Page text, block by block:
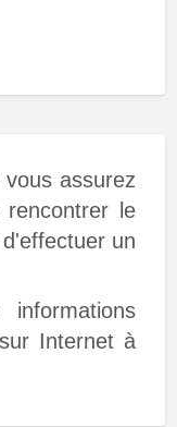
assurez
le
un
Internet à